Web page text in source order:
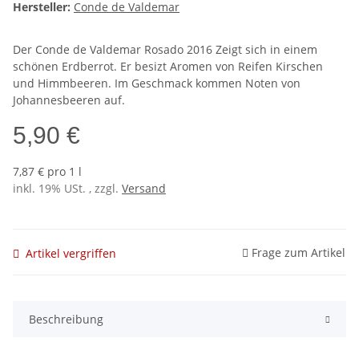
Hersteller: Conde de Valdemar
Der Conde de Valdemar Rosado 2016 Zeigt sich in einem
schönen Erdberrot. Er besizt Aromen von Reifen Kirschen
und Himmbeeren. Im Geschmack kommen Noten von
Johannesbeeren auf.
5,90 €
7,87 € pro 1 l
inkl. 19% USt. , zzgl. Versand
Artikel vergriffen Frage zum Artikel
Beschreibung